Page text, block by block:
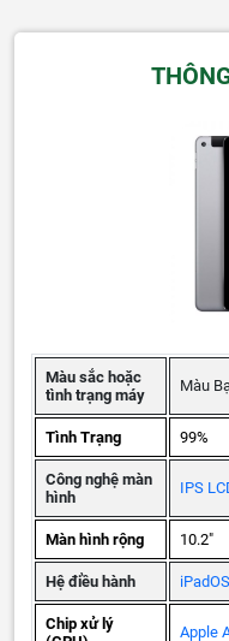
Màu sắc hoặc
tình trạng máy
Màu
Tình Trạng 99%
Công nghệ màn
hình
IPS
Màn hình rộng 10.2"
Hệ điều hành
Chip xử lý
Apple